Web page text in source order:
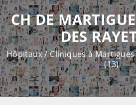
CH DE
DES
Hôpitaux / Cliniques à
(13)